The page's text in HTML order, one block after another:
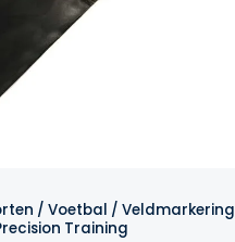
/ Voetbal / Veldmarkering
Training